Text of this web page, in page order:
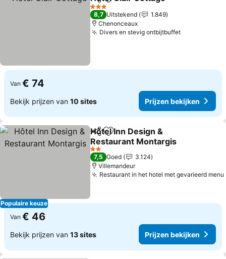
DelenToevoegen aan favorieten
3 Sterren
8,7 Uitstekend
1.849
Chenonceaux
Divers en stevig ontbijtbuffet
Van € 74
Bekijk prijzen van 10 sites Prijzen bekijken
Populaire keuze
DelenToevoegen aan favorieten
Hôtel Inn Design &
Restaurant Montargis
2 Sterren
7,5 Goed
3.124
Villemandeur
Restaurant in het hotel met gevarieerd menu
Van € 46
Bekijk prijzen van 13 sites Prijzen bekijken